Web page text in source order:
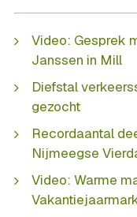
Video: Gesprek
Janssen in Mill
Diefstal
gezocht
Recordaantal
Nijmeegse
Video: Warme